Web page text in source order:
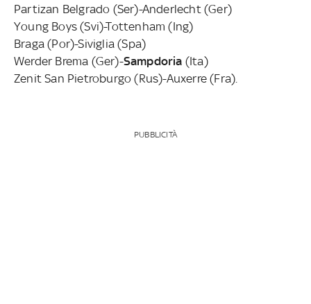
Partizan Belgrado (Ser)-Anderlecht (Ger)
Young Boys (Svi)-Tottenham (Ing)
Braga (Por)-Siviglia (Spa)
Werder Brema (Ger)-Sampdoria (Ita)
Zenit San Pietroburgo (Rus)-Auxerre (Fra).
PUBBLICITÀ